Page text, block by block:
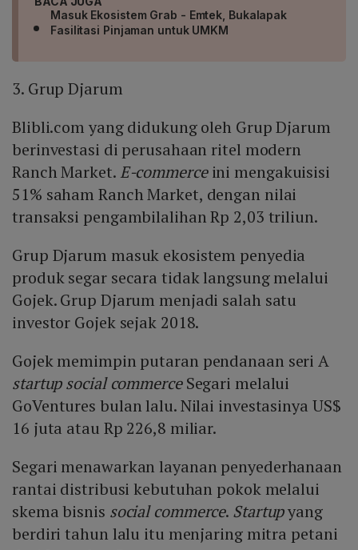
Masuk Ekosistem Grab - Emtek, Bukalapak
Fasilitasi Pinjaman untuk UMKM
3. Grup Djarum
Blibli.com yang didukung oleh Grup Djarum
berinvestasi di perusahaan ritel modern
Ranch Market. E-commerceini mengakuisisi
51% saham Ranch Market, dengan nilai
transaksi pengambilalihan Rp 2,03 triliun.
Grup Djarum masuk ekosistem penyedia
produk segar secara tidak langsung melalui
Gojek. Grup Djarum menjadi salah satu
investor Gojek sejak 2018.
Gojek memimpin putaran pendanaan seri A
startup social commerceSegari melalui
GoVentures bulan lalu. Nilai investasinya US$
16 juta atau Rp 226,8 miliar.
Segari menawarkan layanan penyederhanaan
rantai distribusi kebutuhan pokok melalui
skema bisnis social commerce. Startupyang
berdiri tahun lalu itu menjaring mitra petani